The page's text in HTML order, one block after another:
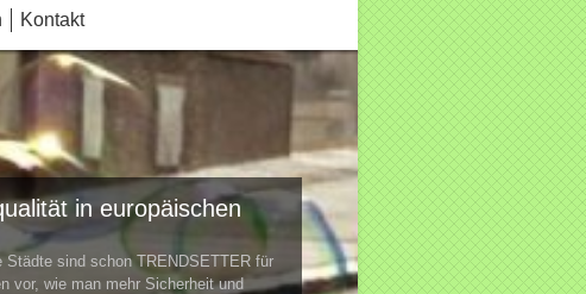
Kontakt
in europäischen
Städte sind schon TRENDSETTER für
vor, wie man mehr Sicherheit und